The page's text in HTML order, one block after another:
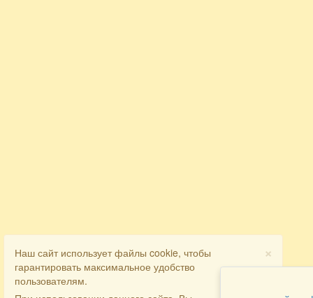
×
Наш сайт использует файлы cookie, чтобы
гарантировать максимальное удобство
пользователям.